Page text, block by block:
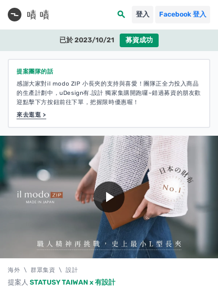
search 登入 Facebook 登入
已於 2023/10/21 募資成功
提案團隊的話
感謝大家對il modo ZIP 小長夾的支持與喜愛！團隊正全力投入商品
的生產計劃中，uDesign有.設計 獨家集購開跑囉~錯過募資的朋友歡
迎點擊下方按鈕前往下單，把握限時優惠喔！
來去逛逛 >
play_arrow
海外 \ 群眾集資 \ 設計
提案人 STATUSY TAIWAN x 有設計